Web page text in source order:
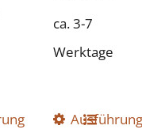
ca. 3-7
Werktage
Dieses